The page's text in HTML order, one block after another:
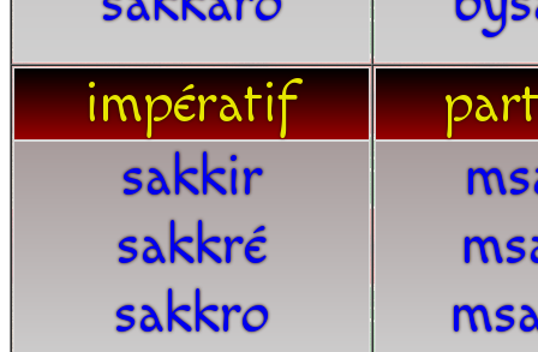
impératif
sakkir
sakkré
sakkro